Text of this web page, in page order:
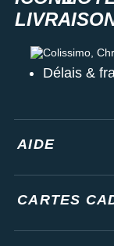
Colissimo,
Délais &
AIDE
CARTES